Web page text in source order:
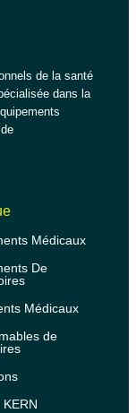
de la santé
dans la
Médicaux
De
Médicaux
de